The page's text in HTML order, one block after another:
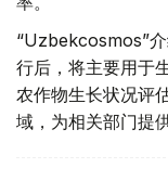
“Uzbekcosmos”
行后，将主要用于
农作物生长状况评
域，为相关部门提